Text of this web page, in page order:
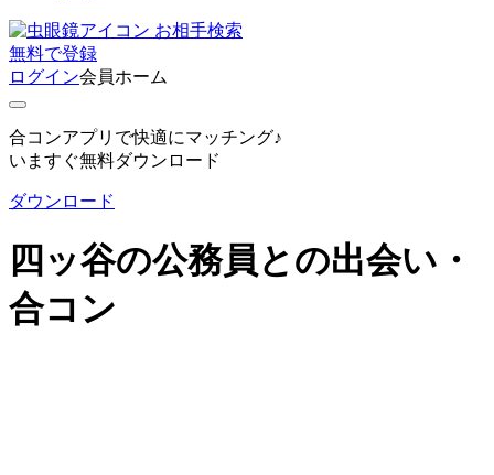
お相手検索
無料で登録
ログイン会員ホーム
合コンアプリで快適にマッチング♪
いますぐ無料ダウンロード
ダウンロード
四ッ谷の公務員との出会い・
合コン